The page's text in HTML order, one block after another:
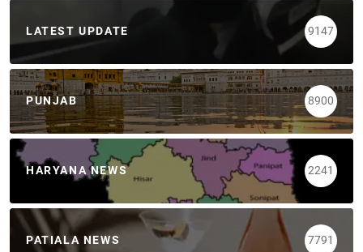
LATEST UPDATE 9147
PUNJAB 8900
HARYANA NEWS 2241
PATIALA NEWS 7791